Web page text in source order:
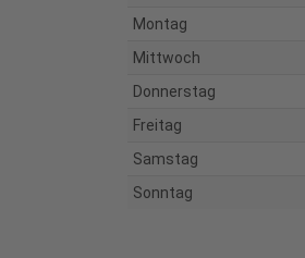
Montag
Mittwoch
Donnerstag
Freitag
Samstag
Sonntag